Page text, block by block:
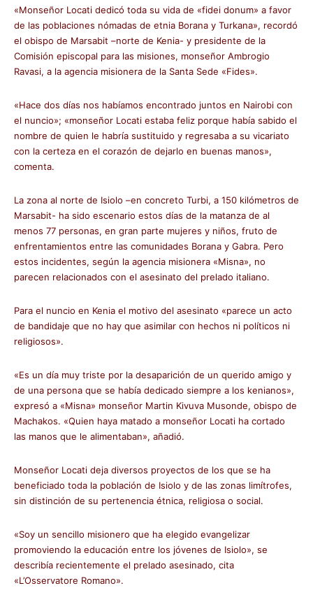
«Monseñor Locati dedicó toda su vida de «fidei donum» a favor
de las poblaciones nómadas de etnia Borana y Turkana», recordó
el obispo de Marsabit –norte de Kenia- y presidente de la
Comisión episcopal para las misiones, monseñor Ambrogio
Ravasi, a la agencia misionera de la Santa Sede «Fides».
«Hace dos días nos habíamos encontrado juntos en Nairobi con
el nuncio»; «monseñor Locati estaba feliz porque había sabido el
nombre de quien le habría sustituido y regresaba a su vicariato
con la certeza en el corazón de dejarlo en buenas manos»,
comenta.
La zona al norte de Isiolo –en concreto Turbi, a 150 kilómetros de
Marsabit- ha sido escenario estos días de la matanza de al
menos 77 personas, en gran parte mujeres y niños, fruto de
enfrentamientos entre las comunidades Borana y Gabra. Pero
estos incidentes, según la agencia misionera «Misna», no
parecen relacionados con el asesinato del prelado italiano.
Para el nuncio en Kenia el motivo del asesinato «parece un acto
de bandidaje que no hay que asimilar con hechos ni políticos ni
religiosos».
«Es un día muy triste por la desaparición de un querido amigo y
de una persona que se había dedicado siempre a los kenianos»,
expresó a «Misna» monseñor Martin Kivuva Musonde, obispo de
Machakos. «Quien haya matado a monseñor Locati ha cortado
las manos que le alimentaban», añadió.
Monseñor Locati deja diversos proyectos de los que se ha
beneficiado toda la población de Isiolo y de las zonas limítrofes,
sin distinción de su pertenencia étnica, religiosa o social.
«Soy un sencillo misionero que ha elegido evangelizar
promoviendo la educación entre los jóvenes de Isiolo», se
describía recientemente el prelado asesinado, cita
«L’Osservatore Romano».